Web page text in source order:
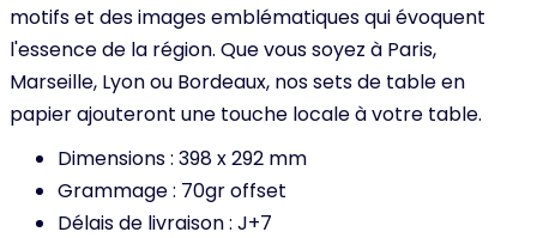
motifs et des images emblématiques qui évoquent
l'essence de la région. Que vous soyez à Paris,
Marseille, Lyon ou Bordeaux, nos sets de table en
papier ajouteront une touche locale à votre table.
Dimensions : 398 x 292 mm
Grammage : 70gr offset
Délais de livraison : J+7